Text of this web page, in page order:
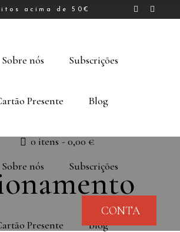
acima de 50€
Sobre nós Subscrições
Presente Blog
CONTA
Sobre nós Subscrições
Presente Blog
0 itens 0,00 €